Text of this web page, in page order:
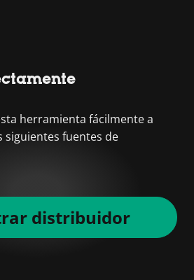
herramienta fácilmente a
siguientes fuentes de
distribuidor